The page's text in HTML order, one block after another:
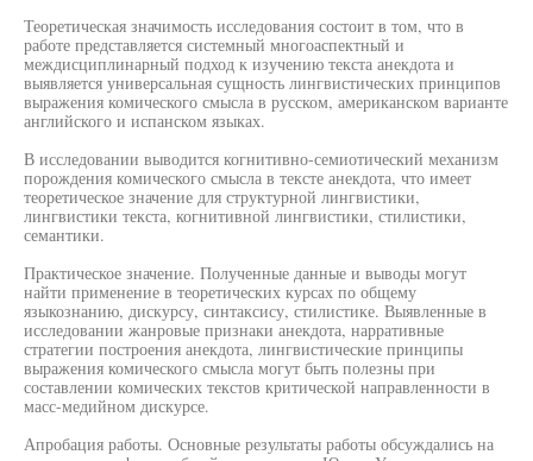
Теоретическая значимость исследования состоит в том, что в
работе представляется системный многоаспектный и
междисциплинарный подход к изучению текста анекдота и
выявляется универсальная сущность лингвистических принципов
выражения комического смысла в русском, американском варианте
английского и испанском языках.
В исследовании выводится когнитивно-семиотический механизм
порождения комического смысла в тексте анекдота, что имеет
теоретическое значение для структурной лингвистики,
лингвистики текста, когнитивной лингвистики, стилистики,
семантики.
Практическое значение. Полученные данные и выводы могут
найти применение в теоретических курсах по общему
языкознанию, дискурсу, синтаксису, стилистике. Выявленные в
исследовании жанровые признаки анекдота, нарративные
стратегии построения анекдота, лингвистические принципы
выражения комического смысла могут быть полезны при
составлении комических текстов критической направленности в
масс-медийном дискурсе.
Апробация работы. Основные результаты работы обсуждались на